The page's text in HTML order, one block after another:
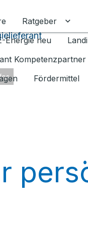
Ratgeber
Energie neu
Kompetenzpartner
Fördermittel